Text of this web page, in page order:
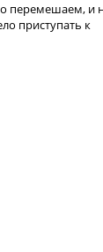
перемешаем, и
приступать к